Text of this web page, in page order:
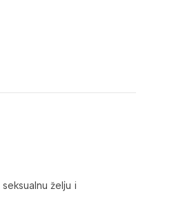
želju i